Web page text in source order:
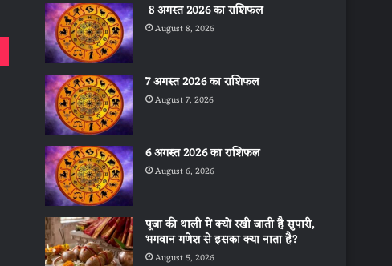
8 अगस्त 2026 का राशिफल
August 8, 2026
7 अगस्त 2026 का राशिफल
August 7, 2026
6 अगस्त 2026 का राशिफल
August 6, 2026
पूजा की थाली में क्यों रखी जाती है सुपारी,
भगवान गणेश से इसका क्या नाता है?
August 5, 2026